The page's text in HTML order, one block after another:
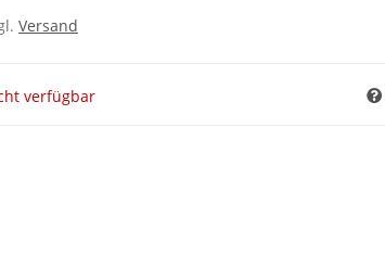
Versand
verfügbar